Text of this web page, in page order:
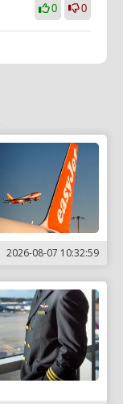
0 0
2026-08-07 10:32:59